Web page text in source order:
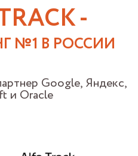
-
№1 В РОССИИ
Google, Яндекс,
и Oracle